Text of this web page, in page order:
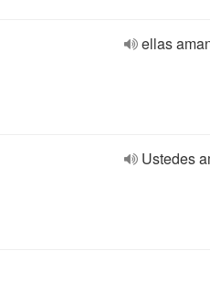
ellas
Ustedes